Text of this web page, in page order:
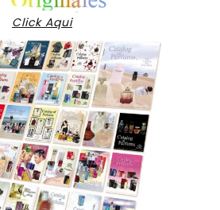
Click Aqui